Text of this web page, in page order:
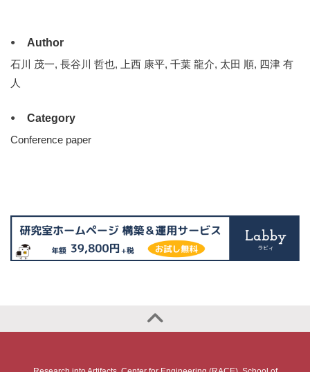
Author
石川 茂一, 長谷川 哲也, 上西 康平, 千葉 龍介, 太田 順, 四津 有
人
Category
Conference paper